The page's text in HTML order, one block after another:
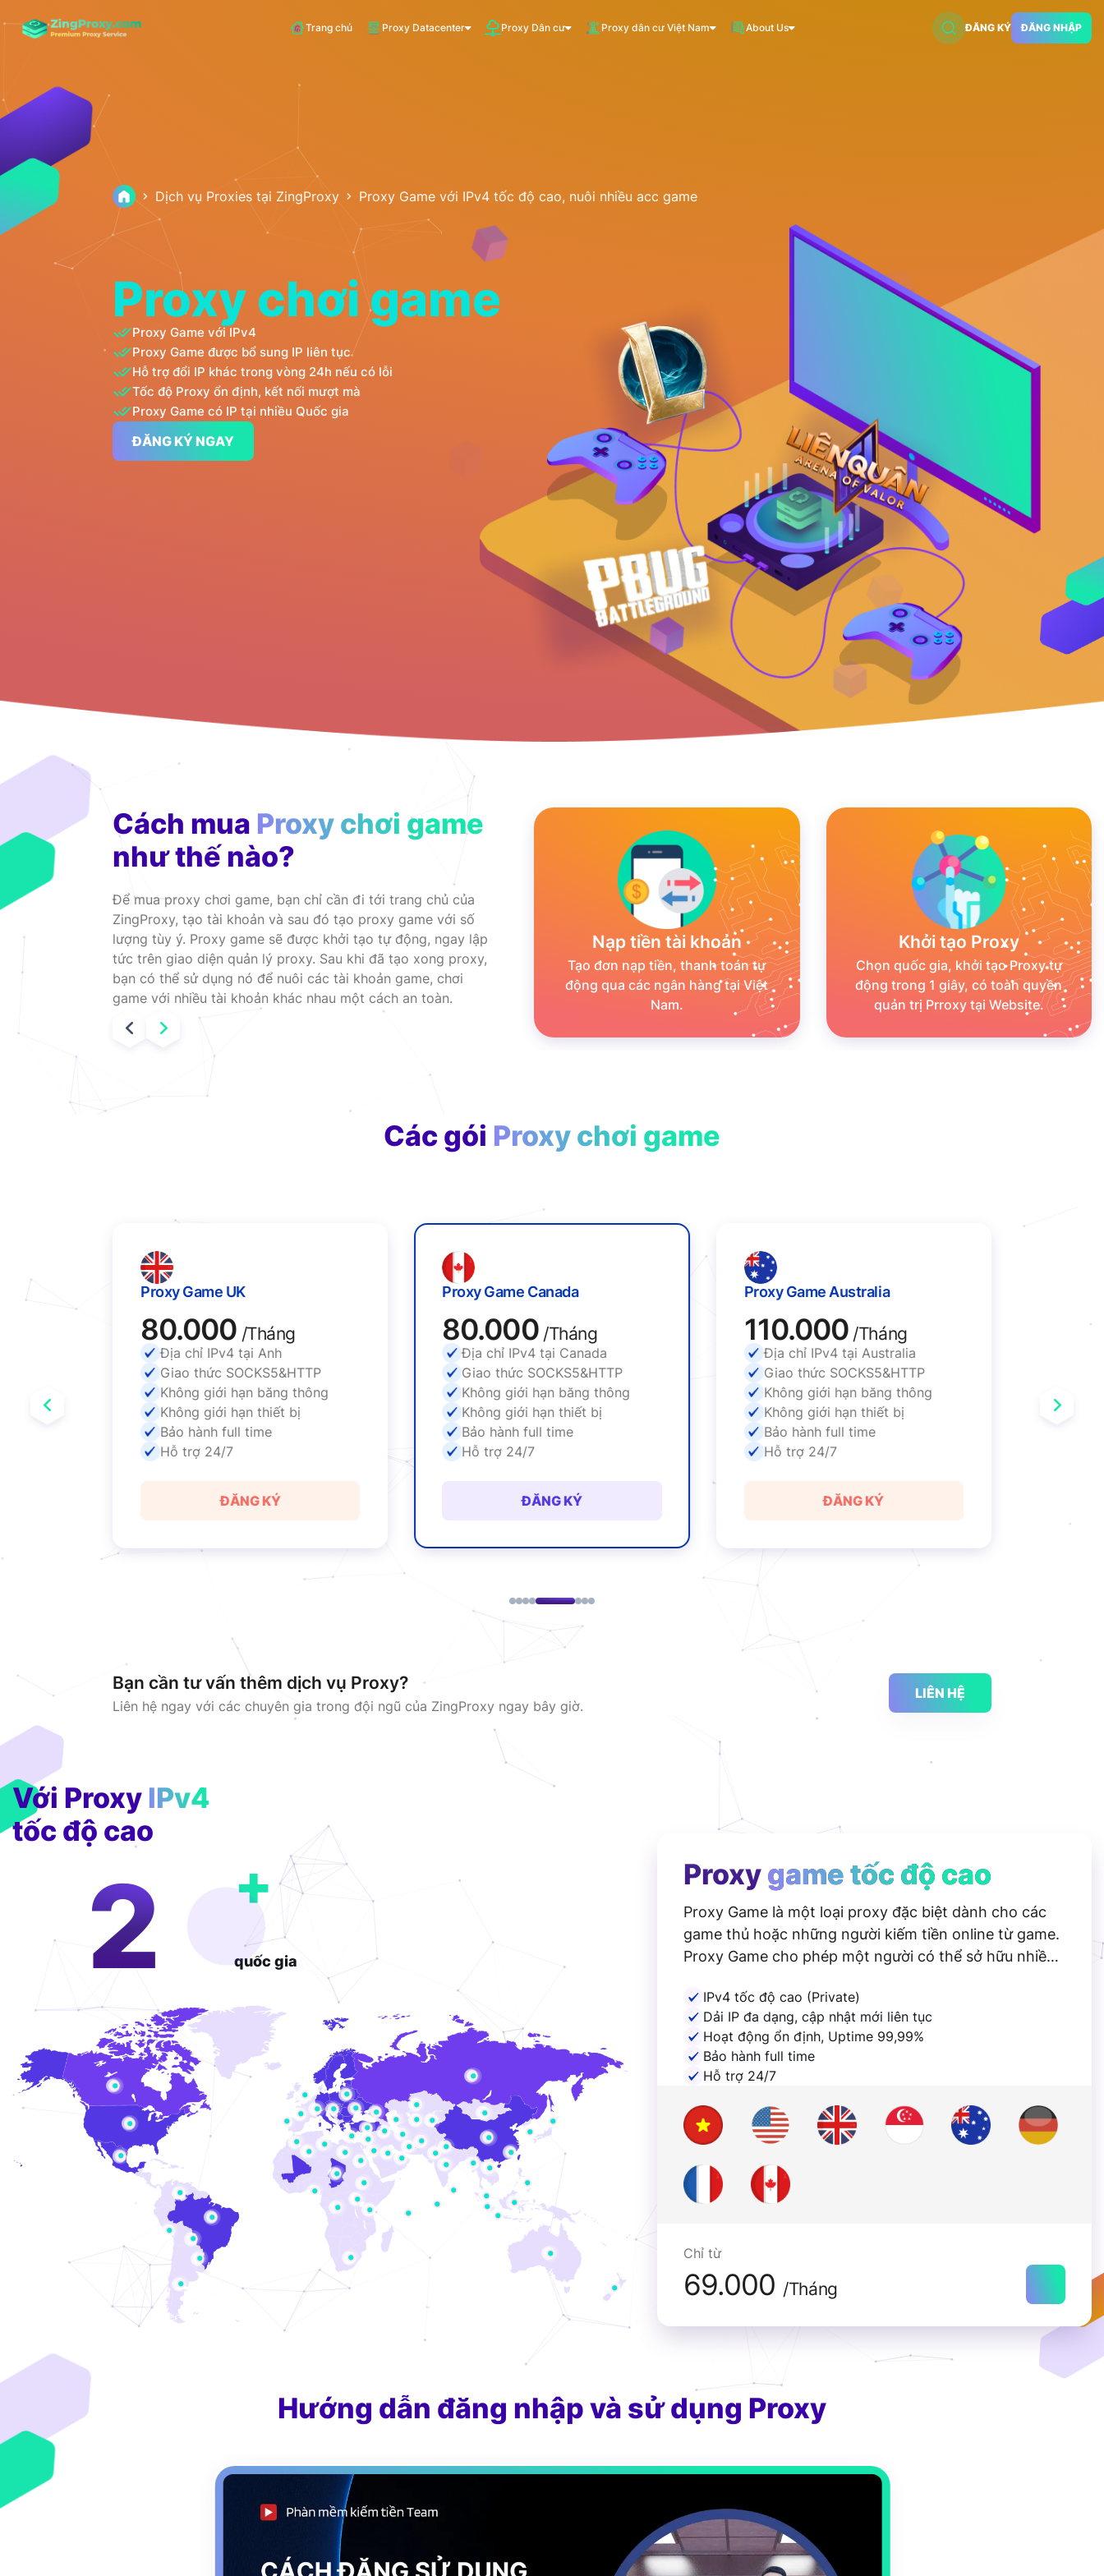
Trang chủ Proxy Datacenter Proxy Dân cư Proxy dân cư Việt Nam
10.000đ/Ngày
VNDC 18
15.000đ/Ngày
VNDC 19
20.000đ/Ngày
VNDC 23 VNDC 24
8.000đ/Ngày
VNDC 25
9.000đ/Ngày
4GViettel
20.000đ/Ngày
About Us ĐĂNG KÝ ĐĂNG NHẬP
Dịch vụ Proxies tại ZingProxy Proxy Game với IPv4 tốc độ cao, nuôi nhiều acc game
Proxy chơi game
Proxy Game với IPv4
Proxy Game được bổ sung IP liên tục
Hỗ trợ đổi IP khác trong vòng 24h nếu có lỗi
Tốc độ Proxy ổn định, kết nối mượt mà
Proxy Game có IP tại nhiều Quốc gia
ĐĂNG KÝ NGAY
Cách mua Proxy chơi game
như thế nào?
Để mua proxy chơi game, bạn chỉ cần đi tới trang chủ của
ZingProxy, tạo tài khoản và sau đó tạo proxy game với số
lượng tùy ý. Proxy game sẽ được khởi tạo tự động, ngay lập
tức trên giao diện quản lý proxy. Sau khi đã tạo xong proxy,
bạn có thể sử dụng nó để nuôi các tài khoản game, chơi
game với nhiều tài khoản khác nhau một cách an toàn.
Nạp tiền tài khoản
Tạo đơn nạp tiền, thanh toán tự
động qua các ngân hàng tại Việt
Nam.
Khởi tạo Proxy
Chọn quốc gia, khởi tạo Proxy tự
động trong 1 giây, có toàn quyền
quản trị Prroxy tại Website.
Các gói Proxy chơi game
Proxy Game UK
80.000 /Tháng
Địa chỉ IPv4 tại Anh
Giao thức SOCKS5&HTTP
Không giới hạn băng thông
Không giới hạn thiết bị
Bảo hành full time
Hỗ trợ 24/7
ĐĂNG KÝ
Proxy Game Canada
80.000/Tháng
Địa chỉ IPv4 tại Canada
Giao thức SOCKS5&HTTP
Không giới hạn băng thông
Không giới hạn thiết bị
Bảo hành full time
Hỗ trợ 24/7
ĐĂNG KÝ
Proxy Game Australia
110.000/Tháng
Địa chỉ IPv4 tại Australia
Giao thức SOCKS5&HTTP
Không giới hạn băng thông
Không giới hạn thiết bị
Bảo hành full time
Hỗ trợ 24/7
ĐĂNG KÝ
Bạn cần tư vấn thêm dịch vụ Proxy?
Liên hệ ngay với các chuyên gia trong đội ngũ của ZingProxy ngay bây giờ.
LIÊN HỆ
Với Proxy IPv4
tốc độ cao
6 +
quốc gia
Proxygame tốc độ cao
Proxy Game là một loại proxy đặc biệt dành cho các
game thủ hoặc những người kiếm tiền online từ game.
Proxy Game cho phép một người có thể sở hữu nhiều
nhiều tài khoản một cách an toàn và tiết kiệm nhất.
IPv4 tốc độ cao (Private)
Dải IP đa dạng, cập nhật mới liên tục
Hoạt động ổn định, Uptime 99,99%
Bảo hành full time
Hỗ trợ 24/7
Chỉ từ
69.000 /Tháng
Hướng dẫn đăng nhập và sử dụng Proxy